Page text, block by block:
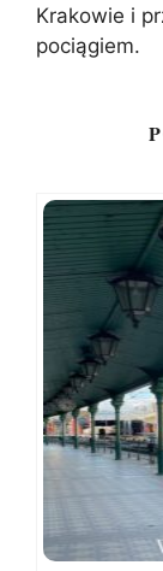
Krakowie i
pociągiem.